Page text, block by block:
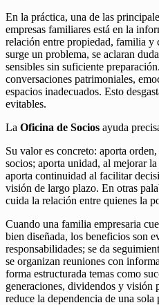
En la práctica, una de las
empresas familiares está en la
relación entre propiedad, familia y
surge un problema, se aclaran
sensibles sin suficiente
conversaciones patrimoniales,
espacios inadecuados. Esto
evitables.
La Oficina de Socios ayuda
Su valor es concreto: aporta
socios; aporta unidad, al mejorar
aporta continuidad al facilitar
visión de largo plazo. En otras
cuida la relación entre quienes la
Cuando una familia empresaria
bien diseñada, los beneficios son
responsabilidades; se da
se organizan reuniones con
forma estructurada temas como
generaciones, dividendos y visión
reduce la dependencia de una